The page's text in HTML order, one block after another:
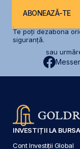
ABONEAZĂ-TE
Te poți dezabona
siguranță.
sau
INVESTIȚII LA BURSA
Cont Investiții Global